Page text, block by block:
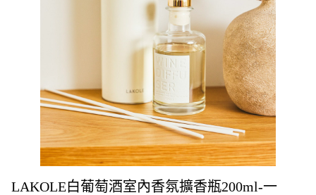
LAKOLE白葡萄酒室內香氛擴香瓶200ml-一